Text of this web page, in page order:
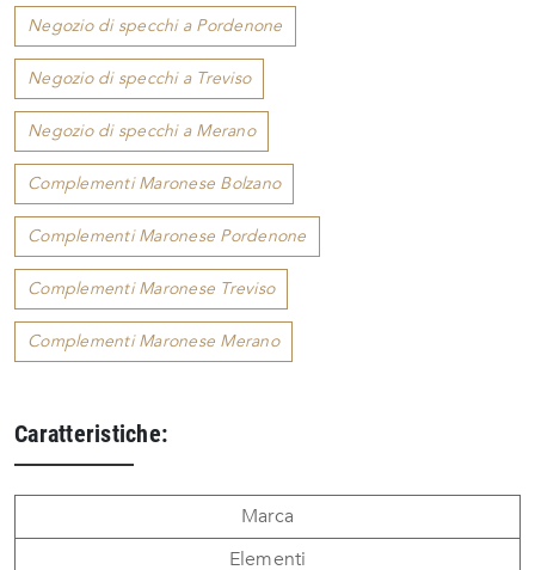
Negozio di specchi a Pordenone
Negozio di specchi a Treviso
Negozio di specchi a Merano
Complementi Maronese Bolzano
Complementi Maronese Pordenone
Complementi Maronese Treviso
Complementi Maronese Merano
Caratteristiche:
Marca
Elementi